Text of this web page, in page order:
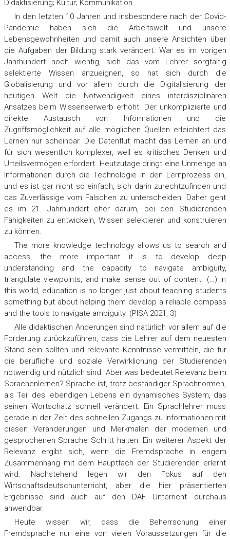
Didaktisierung; Kultur; Kommunikation
In den letzten 10 Jahren und insbesondere nach der Covid-
Pandemie haben sich die Arbeitswelt und unsere
Lebensgewohnheiten und damit auch unsere Ansichten über
die Aufgaben der Bildung stark verändert. War es im vorigen
Jahrhundert noch wichtig, sich das vom Lehrer sorgfältig
selektierte Wissen anzueignen, so hat sich durch die
Globalisierung und vor allem durch die Digitalisierung der
heutigen Welt die Notwendigkeit eines interdisziplinären
Ansatzes beim Wissenserwerb erhöht. Der unkomplizierte und
direkte Austausch von Informationen und die
Zugriffsmöglichkeit auf alle möglichen Quellen erleichtert das
Lernen nur scheinbar. Die Datenflut macht das Lernen an und
für sich wesentlich komplexer, weil es kritisches Denken und
Urteilsvermögen erfordert. Heutzutage dringt eine Unmenge an
Informationen durch die Technologie in den Lernprozess ein,
und es ist gar nicht so einfach, sich darin zurechtzufinden und
das Zuverlässige vom Falschen zu unterscheiden. Daher geht
es im 21. Jahrhundert eher darum, bei den Studierenden
Fähigkeiten zu entwickeln, Wissen selektieren und konstruieren
zu können.
The more knowledge technology allows us to search and
access, the more important it is to develop deep
understanding and the capacity to navigate ambiguity,
triangulate viewpoints, and make sense out of content. (…) In
this world, education is no longer just about teaching students
something but about helping them develop a reliable compass
and the tools to navigate ambiguity. (PISA 2021, 3)
Alle didaktischen Änderungen sind natürlich vor allem auf die
Forderung zurückzuführen, dass die Lehrer auf dem neuesten
Stand sein sollten und relevante Kenntnisse vermitteln, die für
die berufliche und soziale Verwirklichung der Studierenden
notwendig und nützlich sind. Aber was bedeutet Relevanz beim
Sprachenlernen? Sprache ist, trotz beständiger Sprachnormen,
als Teil des lebendigen Lebens ein dynamisches System, das
seinen Wortschatz schnell verändert. Ein Sprachlehrer muss
gerade in der Zeit des schnellen Zugangs zu Informationen mit
diesen Veränderungen und Merkmalen der modernen und
gesprochenen Sprache Schritt halten. Ein weiterer Aspekt der
Relevanz ergibt sich, wenn die Fremdsprache in engem
Zusammenhang mit dem Hauptfach der Studierenden erlernt
wird. Nachstehend legen wir den Fokus auf den
Wirtschaftsdeutschunterricht, aber die hier präsentierten
Ergebnisse sind auch auf den DAF Unterricht durchaus
anwendbar.
Heute wissen wir, dass die Beherrschung einer
Fremdsprache nur eine von vielen Voraussetzungen für die